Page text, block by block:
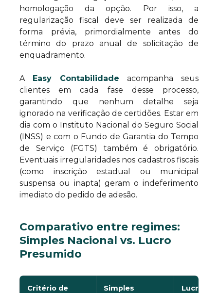
homologação da opção. Por isso, a
regularização fiscal deve ser realizada de
forma prévia, primordialmente antes do
término do prazo anual de solicitação de
enquadramento.
A Easy Contabilidade acompanha seus
clientes em cada fase desse processo,
garantindo que nenhum detalhe seja
ignorado na verificação de certidões. Estar em
dia com o Instituto Nacional do Seguro Social
(INSS) e com o Fundo de Garantia do Tempo
de Serviço (FGTS) também é obrigatório.
Eventuais irregularidades nos cadastros fiscais
(como inscrição estadual ou municipal
suspensa ou inapta) geram o indeferimento
imediato do pedido de adesão.
Comparativo entre regimes:
Simples Nacional vs. Lucro
Presumido
Critério de
Simples
Lucro